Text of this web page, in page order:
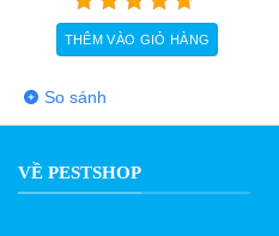
THÊM VÀO GIỎ HÀNG
So sánh
VỀ PESTSHOP